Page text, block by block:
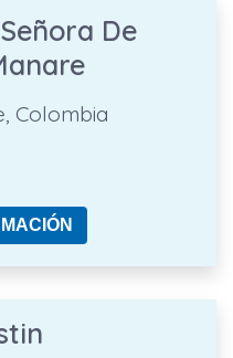
De
Colombia